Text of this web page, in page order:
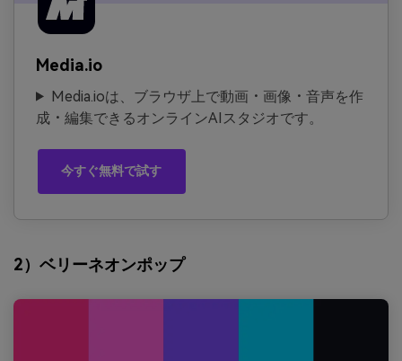
Media.io
Media.ioは、ブラウザ上で動画・画像・音声を作
成・編集できるオンラインAIスタジオです。
今すぐ無料で試す
2）ベリーネオンポップ